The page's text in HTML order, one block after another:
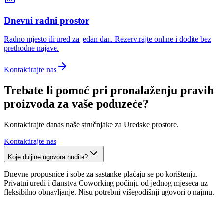
Dnevni radni prostor
Radno mjesto ili ured za jedan dan. Rezervirajte online i dođite bez
prethodne najave.
Kontaktirajte nas
Trebate li pomoć pri pronalaženju pravih
proizvoda za vaše poduzeće?
Kontaktirajte danas naše stručnjake za Uredske prostore.
Kontaktirajte nas
Koje duljine ugovora nudite?
Dnevne propusnice i sobe za sastanke plaćaju se po korištenju.
Privatni uredi i članstva Coworking počinju od jednog mjeseca uz
fleksibilno obnavljanje. Nisu potrebni višegodišnji ugovori o najmu.